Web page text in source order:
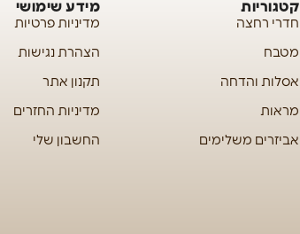
קטגוריות
חדרי רחצה
מטבח
אסלות והדחה
מראות
אביזרים משלימים
מידע שימושי
מדיניות פרטיות
הצהרת נגישות
תקנון אתר
מדיניות החזרים
החשבון שלי